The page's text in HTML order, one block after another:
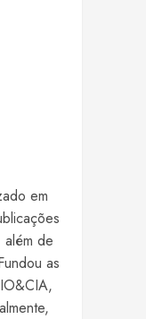
em
de
as